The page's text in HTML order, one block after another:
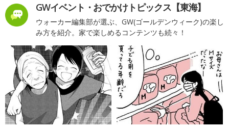
GWイベント・おでかけトピックス【東海】
ウォーカー編集部が選ぶ、GW(ゴールデンウィーク)の楽し
み方を紹介。家で楽しめるコンテンツも続々！